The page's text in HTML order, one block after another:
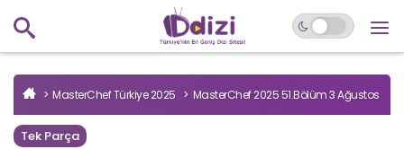
MasterChef Türkiye 2025 MasterChef 2025 51.Bölüm 3 Ağustos
Tek Parça